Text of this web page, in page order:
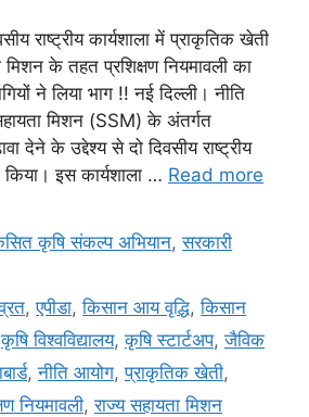
राष्ट्रीय कार्यशाला में प्राकृतिक खेती
के तहत प्रशिक्षण नियमावली का
ने लिया भाग !! नई दिल्ली। नीति
मिशन (SSM) के अंतर्गत
देने के उद्देश्य से दो दिवसीय राष्ट्रीय
इस कार्यशाला … Read more
कृषि संकल्प अभियान,सरकारी
,एपीडा,किसान आय वृद्धि,किसान
कृषि विश्वविद्यालय,कृषि स्टार्टअप,जैविक
,नीति आयोग,प्राकृतिक खेती,
नियमावली,राज्य सहायता मिशन